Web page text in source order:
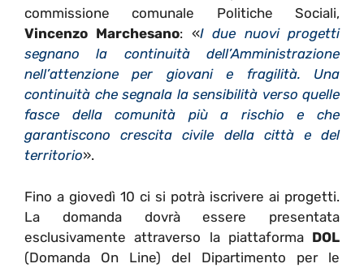
commissione comunale Politiche Sociali,
Vincenzo Marchesano: «I due nuovi progetti
segnano la continuità dell’Amministrazione
nell’attenzione per giovani e fragilità. Una
continuità che segnala la sensibilità verso quelle
fasce della comunità più a rischio e che
garantiscono crescita civile della città e del
territorio».
Fino a giovedì 10 ci si potrà iscrivere ai progetti.
La domanda dovrà essere presentata
esclusivamente attraverso la piattaforma DOL
(Domanda On Line) del Dipartimento per le